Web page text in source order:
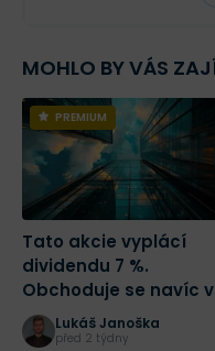
MOHLO BY VÁS
PREMIUM
Tato akcie vyplácí
dividendu 7 %.
Obchoduje se navíc v
největší slevě za
posledních 5 let!
Lukáš Janoška
před 2 týdny